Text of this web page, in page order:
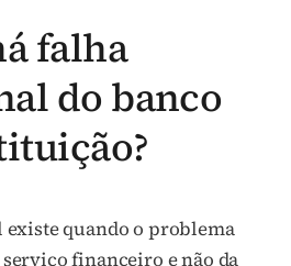
falha
do banco
quando o problema
financeiro e não da